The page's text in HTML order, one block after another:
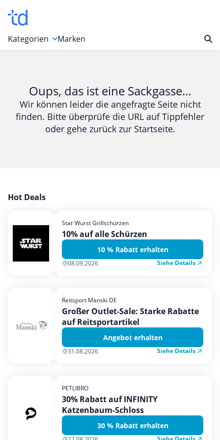
Kategorien
Bücher & Magazine
Computer & Elektronik
Entertainment & Media
Garten, Haushalt & Tiere
Mobilfunk & Internet
Mode & Accessoires
Shopping
Urlaub & Reise
Marken
Oups, das ist eine Sackgasse...
Wir können leider die angefragte Seite nicht
finden. Bitte überprüfe die URL auf Tippfehler
oder gehe zurück zur Startseite.
Hot Deals
Star Wurst Grillschürzen
10% auf alle Schürzen
10 % Rabatt erhalten
08.09.2026 Siehe Details
Reitsport Manski DE
Großer Outlet-Sale: Starke Rabatte
auf Reitsportartikel
Angebot erhalten
31.08.2026 Siehe Details
PETLIBRO
30% Rabatt auf INFINITY
Katzenbaum-Schloss
30 % Rabatt erhalten